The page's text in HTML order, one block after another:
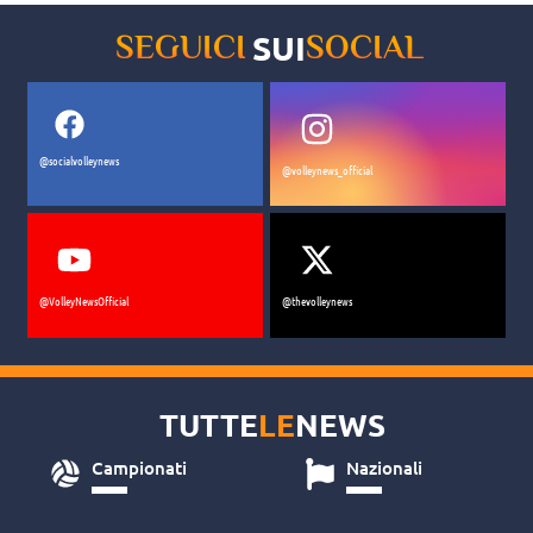
SEGUICI SUISOCIAL
@socialvolleynews
@volleynews_official
@VolleyNewsOfficial @thevolleynews
TUTTELENEWS
Campionati Nazionali